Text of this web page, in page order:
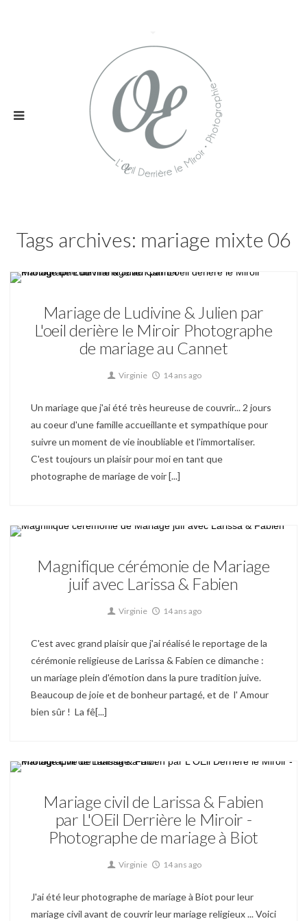
Tags archives: mariage mixte 06
Mariage de Ludivine & Julien par
L'oeil derière le Miroir Photographe
de mariage au Cannet
Virginie 14 ans ago
Un mariage que j'ai été très heureuse de couvrir... 2 jours
au coeur d'une famille accueillante et sympathique pour
suivre un moment de vie inoubliable et l'immortaliser.
C'est toujours un plaisir pour moi en tant que
photographe de mariage de voir [...]
Magnifique cérémonie de Mariage
juif avec Larissa & Fabien
Virginie 14 ans ago
C'est avec grand plaisir que j'ai réalisé le reportage de la
cérémonie religieuse de Larissa & Fabien ce dimanche :
un mariage plein d'émotion dans la pure tradition juive.
Beaucoup de joie et de bonheur partagé, et de l' Amour
bien sûr ! La fê[...]
Mariage civil de Larissa & Fabien
par L'OEil Derrière le Miroir -
Photographe de mariage à Biot
Virginie 14 ans ago
J'ai été leur photographe de mariage à Biot pour leur
mariage civil avant de couvrir leur mariage religieux ... Voici